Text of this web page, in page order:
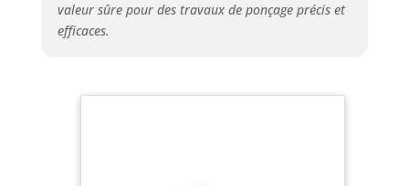
valeur sûre pour des travaux de ponçage précis et
efficaces.